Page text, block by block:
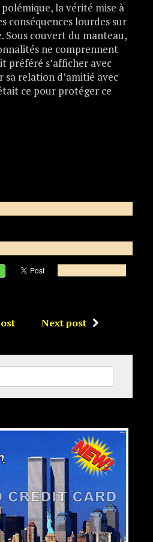
la vérité mise à
conséquences lourdes sur
Sous couvert du manteau,
ne comprennent
préféré s’afficher avec
sa relation d’amitié avec
ce pour protéger ce
Next post